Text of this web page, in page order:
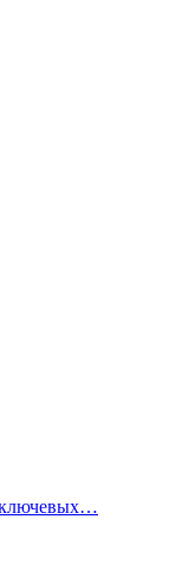
ключевых…